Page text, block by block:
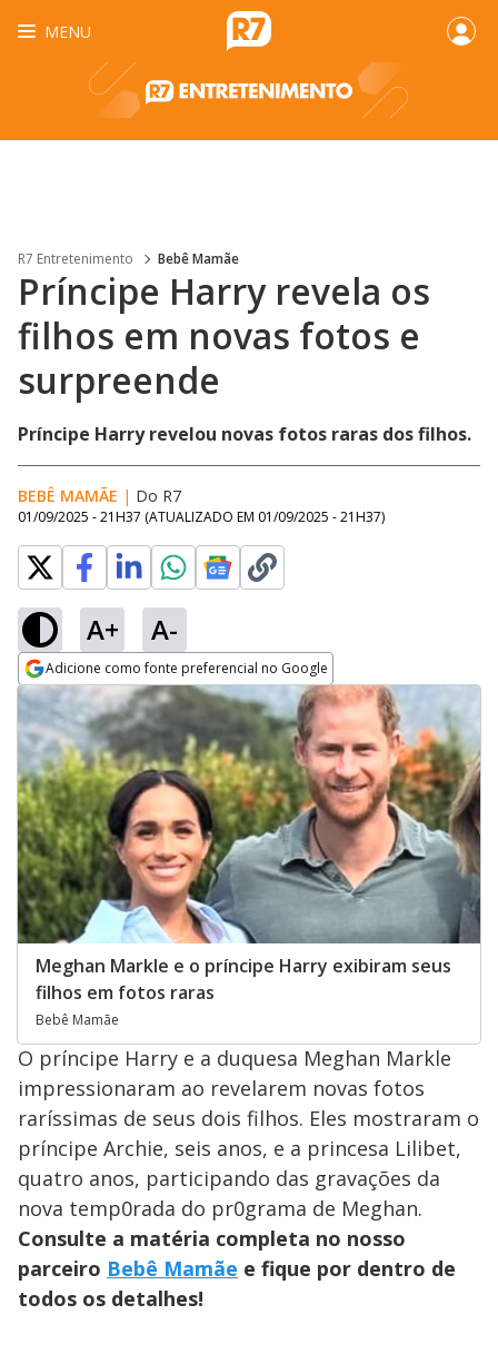
MENU
R7 Entretenimento Bebê Mamãe
Príncipe Harry revela os
filhos em novas fotos e
surpreende
Príncipe Harry revelou novas fotos raras dos filhos.
BEBÊ MAMÃE | Do R7
01/09/2025 - 21H37 (ATUALIZADO EM 01/09/2025 - 21H37)
A+ A-
Adicione como fonte preferencial no Google
Opens in new window
Meghan Markle e o príncipe Harry exibiram seus
filhos em fotos raras
Bebê Mamãe
O príncipe Harry e a duquesa Meghan Markle
impressionaram ao revelarem novas fotos
raríssimas de seus dois filhos. Eles mostraram o
príncipe Archie, seis anos, e a princesa Lilibet,
quatro anos, participando das gravações da
nova temp0rada do pr0grama de Meghan.
Consulte a matéria completa no nosso
parceiro Bebê Mamãe e fique por dentro de
todos os detalhes!